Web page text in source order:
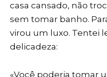
casa cansado, não
sem tomar banho.
virou um luxo. Tentei
delicadeza:
«Você poderia tomar